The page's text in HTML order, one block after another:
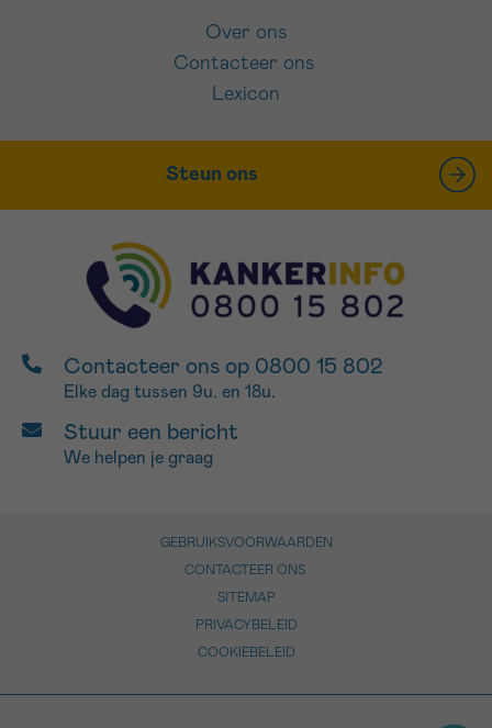
Over ons
Contacteer ons
Lexicon
Steun ons
Contacteer ons op 0800 15 802
Elke dag tussen 9u. en 18u.
Stuur een bericht
We helpen je graag
GEBRUIKSVOORWAARDEN
CONTACTEER ONS
SITEMAP
PRIVACYBELEID
COOKIEBELEID